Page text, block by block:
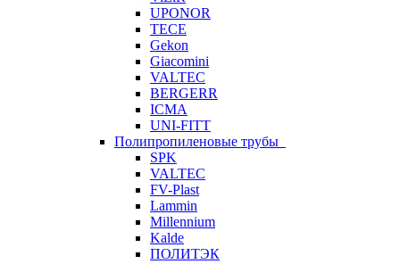
UPONOR
TECE
Gekon
Giacomini
VALTEC
BERGERR
ICMA
UNI-FITT
Полипропиленовые трубы
SPK
VALTEC
FV-Plast
Lammin
Millennium
Kalde
ПОЛИТЭК